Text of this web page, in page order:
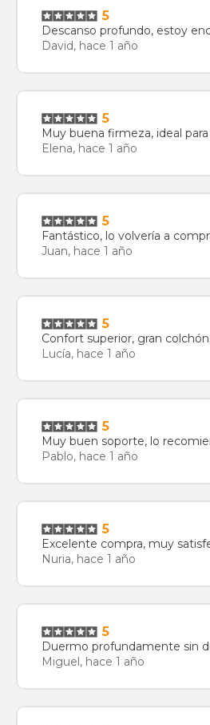
5
Descanso profundo, estoy
David, hace 1 año
5
Muy buena firmeza, ideal para
Elena, hace 1 año
5
Fantástico, lo volvería a
Juan, hace 1 año
5
Confort superior, gran colchón.
Lucía, hace 1 año
5
Muy buen soporte, lo
Pablo, hace 1 año
5
Excelente compra, muy
Nuria, hace 1 año
5
Duermo profundamente sin
Miguel, hace 1 año